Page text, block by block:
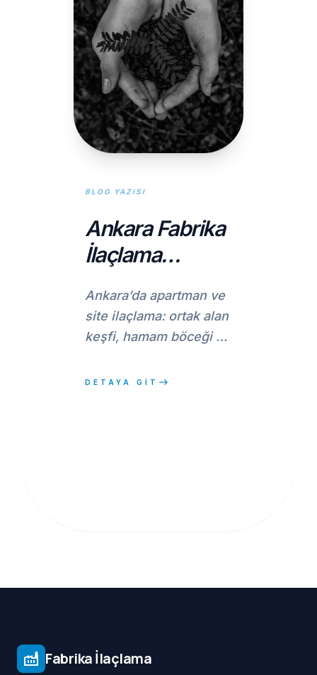
BLOG YAZISI
Ankara Fabrika
İlaçlama
Site
Uygulamaları
Ankara’da apartman ve
site ilaçlama: ortak alan
keşfi, hamam böceği ve
plan ve raporlama ile
DETAYA GİT east
factory Fabrika İlaçlama